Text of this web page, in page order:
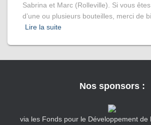
Sabrina et Marc (Rolleville). Si vous
d’une ou plusieurs bouteilles, merci de
Lire la suite
Nos sponsors :
via les Fonds pour le Développement de